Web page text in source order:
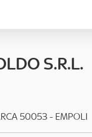
S.R.L.
50053 - EMPOLI